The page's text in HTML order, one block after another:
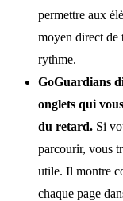
permettre aux
moyen direct de
rythme.
GoGuardians
onglets qui
du retard. Si
parcourir, vous
utile. Il montre
chaque page